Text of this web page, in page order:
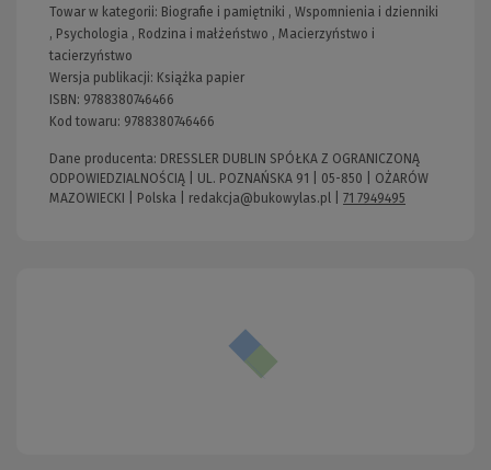
Towar w kategorii: Biografie i pamiętniki , Wspomnienia i dzienniki
, Psychologia , Rodzina i małżeństwo , Macierzyństwo i
tacierzyństwo
Wersja publikacji: Książka papier
ISBN: 9788380746466
Kod towaru: 9788380746466
Dane producenta: DRESSLER DUBLIN SPÓŁKA Z OGRANICZONĄ
ODPOWIEDZIALNOŚCIĄ | UL. POZNAŃSKA 91 | 05-850 | OŻARÓW
MAZOWIECKI | Polska | redakcja@bukowylas.pl 71 7949495